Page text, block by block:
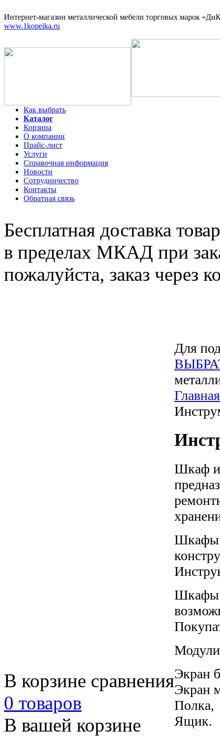
Интернет-магазин металлической мебели торговых марок
www.1kopeika.ru
Как выбрать
Каталог
Корзина
О компании
Прайс-лист
Услуги
Справочная информация
Новости
Сотрудничество
Контакты
Обратная связь
Бесплатная доставка
в пределах МКАД при
пожалуйста, заказ через
В корзине сравнения
0 товаров
В вашей корзине
Для
Главная
Шкаф
Шкафы
Шкафы
Экран
Экран
Полка,
Ящик.